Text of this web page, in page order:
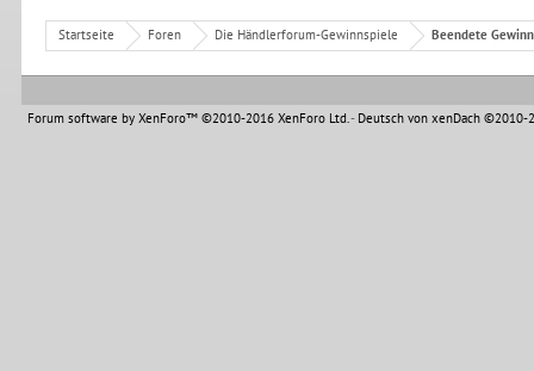
Startseite Foren Die Händlerforum-Gewinnspiele Beendete
Forum software by XenForo™©2010-2016 XenForo Ltd.- Deutsch von xenDach©2010-